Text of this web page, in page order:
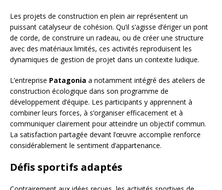
Les projets de construction en plein air représentent un
puissant catalyseur de cohésion. Qu’il s’agisse d’ériger un pont
de corde, de construire un radeau, ou de créer une structure
avec des matériaux limités, ces activités reproduisent les
dynamiques de gestion de projet dans un contexte ludique.
L’entreprise Patagonia a notamment intégré des ateliers de
construction écologique dans son programme de
développement d’équipe. Les participants y apprennent à
combiner leurs forces, à s’organiser efficacement et à
communiquer clairement pour atteindre un objectif commun.
La satisfaction partagée devant l’œuvre accomplie renforce
considérablement le sentiment d’appartenance.
Défis sportifs adaptés